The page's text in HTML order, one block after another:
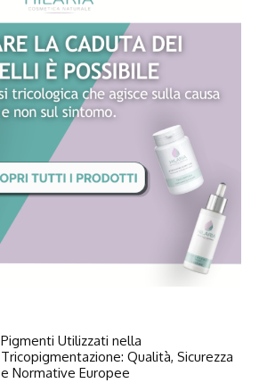
Pigmenti Utilizzati nella
Tricopigmentazione: Qualità, Sicurezza
e Normative Europee